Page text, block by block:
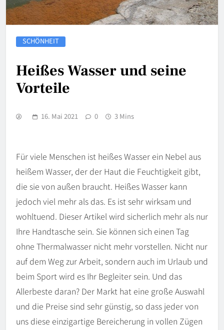
SCHÖNHEIT
Heißes Wasser und seine
Vorteile
16. Mai 2021 0 3 Mins
Für viele Menschen ist heißes Wasser ein Nebel aus
heißem Wasser, der der Haut die Feuchtigkeit gibt,
die sie von außen braucht. Heißes Wasser kann
jedoch viel mehr als das. Es ist sehr wirksam und
wohltuend. Dieser Artikel wird sicherlich mehr als nur
Ihre Handtasche sein. Sie können sich einen Tag
ohne Thermalwasser nicht mehr vorstellen. Nicht nur
auf dem Weg zur Arbeit, sondern auch im Urlaub und
beim Sport wird es Ihr Begleiter sein. Und das
Allerbeste daran? Der Markt hat eine große Auswahl
und die Preise sind sehr günstig, so dass jeder von
uns diese einzigartige Bereicherung in vollen Zügen